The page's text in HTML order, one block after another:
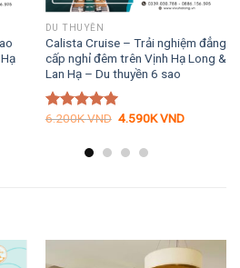
VND.
DU THUYỀN
Calista Cruise – Trải nghiệm đẳng
cấp nghỉ đêm trên Vịnh Hạ Long &
Lan Hạ – Du thuyền 6 sao
Được xếp
6.200KVND Giá
6.200K VND.
4.590KVNDGiá